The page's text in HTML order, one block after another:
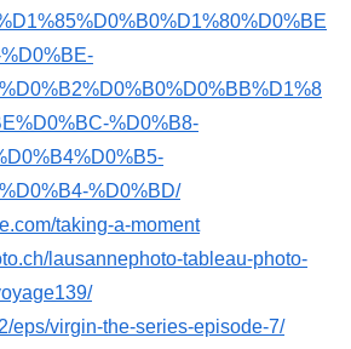
%D0%B8-
%D0%BD/
taking-a-moment
lausannephoto-tableau-photo-
eps/virgin-the-series-episode-7/